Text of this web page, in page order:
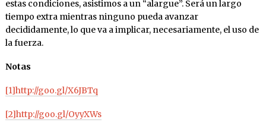
estas condiciones, asistimos a un “alargue”. Será un largo
tiempo extra mientras ninguno pueda avanzar
decididamente, lo que va a implicar, necesariamente, el uso de
la fuerza.
Notas
[1]http://goo.gl/X6JBTq
[2]http://goo.gl/OyyXWs